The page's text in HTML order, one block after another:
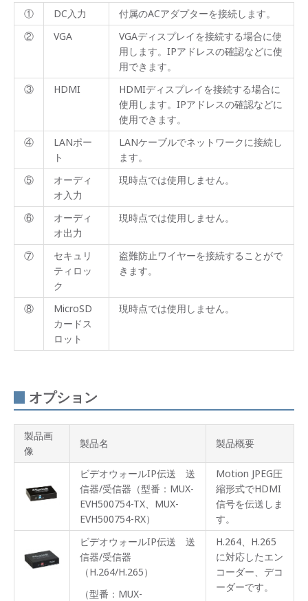
① DC入力
付属のACアダプターを接続します。
②
VGA
VGAディスプレイを接続する場合に使
用します。IPアドレスの確認などに使
用できます。
③
HDMI
HDMIディスプレイを接続する場合に
使用します。IPアドレスの確認などに
使用できます。
④
LANポー
ト
LANケーブルでネットワークに接続し
ます。
⑤
オーディ
オ入力
現時点では使用しません。
⑥
オーディ
オ出力
現時点では使用しません。
⑦
セキュリ
ティロッ
ク
盗難防止ワイヤーを接続することがで
きます。
⑧
MicroSD
カードス
ロット
現時点では使用しません。
オプション
製品画
像
製品名 製品概要
ビデオウォールIP伝送 送
信器/受信器（型番：MUX-
EVH500754-TX、MUX-
EVH500754-RX）
Motion JPEG圧
縮形式でHDMI
信号を伝送しま
す。
ビデオウォールIP伝送 送
信器/受信器
（H.264/H.265）
（型番：MUX-
H.264、H.265
に対応したエン
コーダー、デコ
ーダーです。